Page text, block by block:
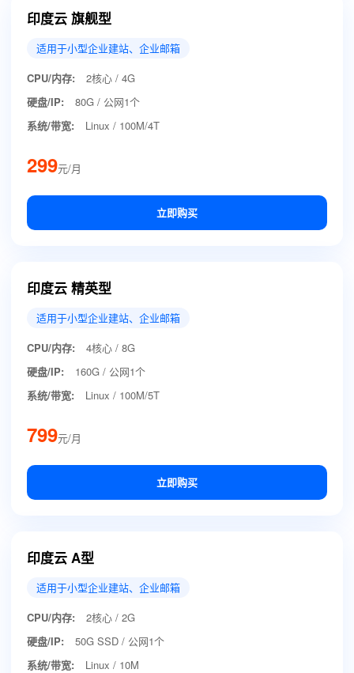
印度云 旗舰型
适用于小型企业建站、企业邮箱
CPU/内存:
2核心 / 4G
硬盘/IP:
80G / 公网1个
系统/带宽:
Linux / 100M/4T
299元/月
立即购买
印度云 精英型
适用于小型企业建站、企业邮箱
CPU/内存:
4核心 / 8G
硬盘/IP:
160G / 公网1个
系统/带宽:
Linux / 100M/5T
799元/月
立即购买
印度云 A型
适用于小型企业建站、企业邮箱
CPU/内存:
2核心 / 2G
硬盘/IP:
50G SSD / 公网1个
系统/带宽:
Linux / 10M